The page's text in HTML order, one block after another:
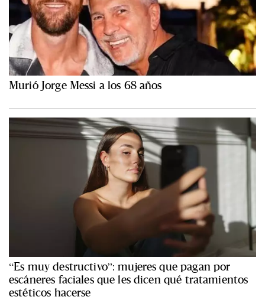
Murió Jorge Messi a los 68 años
“Es muy destructivo”: mujeres que pagan por
escáneres faciales que les dicen qué tratamientos
estéticos hacerse